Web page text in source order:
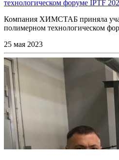
технологическом форуме IPTF
Компания ХИМСТАБ приняла
полимерном технологическом
25 мая 2023